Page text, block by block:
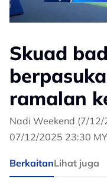
Skuad
ramalan
Nadi Weekend (7/12/
07/12/2025 23:30
BerkaitanLihat juga